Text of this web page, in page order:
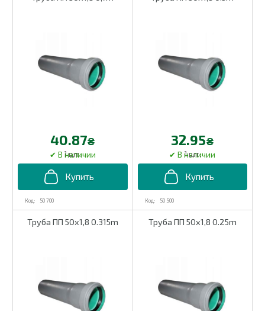
50 700
40.87₴
1 шт.
50 500
32.95₴
1 шт.
Труба ПП 50х1,8 0.315m Труба ПП 50х1,8 0.25m